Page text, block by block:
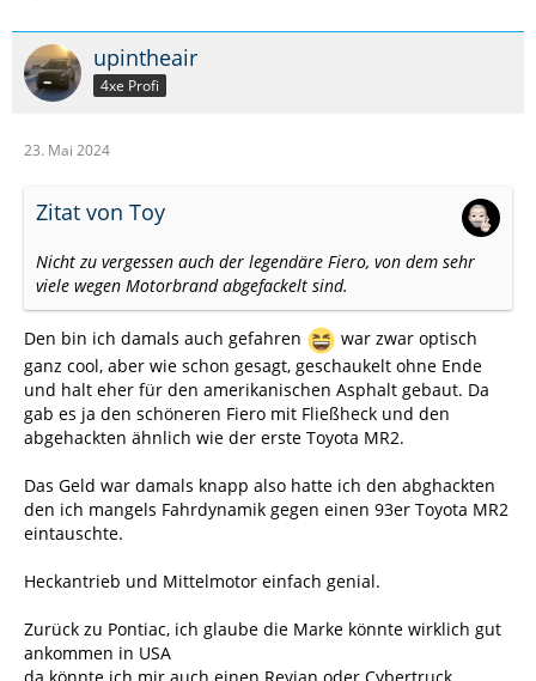
upintheair
4xe Profi
23. Mai 2024
Zitat von Toy
Nicht zu vergessen auch der legendäre Fiero, von dem sehr
viele wegen Motorbrand abgefackelt sind.
Den bin ich damals auch gefahren
war zwar optisch
ganz cool, aber wie schon gesagt, geschaukelt ohne Ende
und halt eher für den amerikanischen Asphalt gebaut. Da
gab es ja den schöneren Fiero mit Fließheck und den
abgehackten ähnlich wie der erste Toyota MR2.
Das Geld war damals knapp also hatte ich den abghackten
den ich mangels Fahrdynamik gegen einen 93er Toyota MR2
eintauschte.
Heckantrieb und Mittelmotor einfach genial.
Zurück zu Pontiac, ich glaube die Marke könnte wirklich gut
ankommen in USA